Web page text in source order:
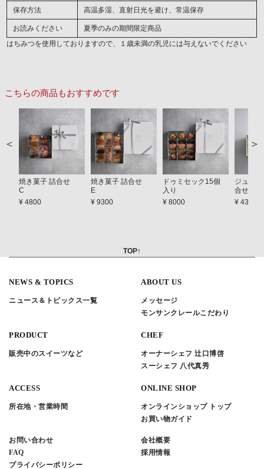
保存方法 高温多湿、直射日光を避け、常温保存
お読みください
夏季のみの期間限定商品
はちみつを使用しておりますので、１歳未満の乳児には与えないでください
こちらの商品もおすすめです
焼き菓子 詰合せ
C
¥ 4800
焼き菓子 詰合せ
E
¥ 9300
ドゥミセック15個
入り
¥ 8000
ジュレ
合せ A
¥ 4300
TOP↑
NEWS & TOPICS
ニュース＆トピックス一覧
ABOUT US
メッセージ
モンサンクレールこだわり
PRODUCT
販売中のスイーツなど
CHEF
オーナーシェフ 辻口博啓
スーシェフ 八代真秀
ACCESS
所在地・営業時間
ONLINE SHOP
オンラインショップ トップ
お買い物ガイド
お問い合わせ
FAQ
プライバシーポリシー
会社概要
採用情報